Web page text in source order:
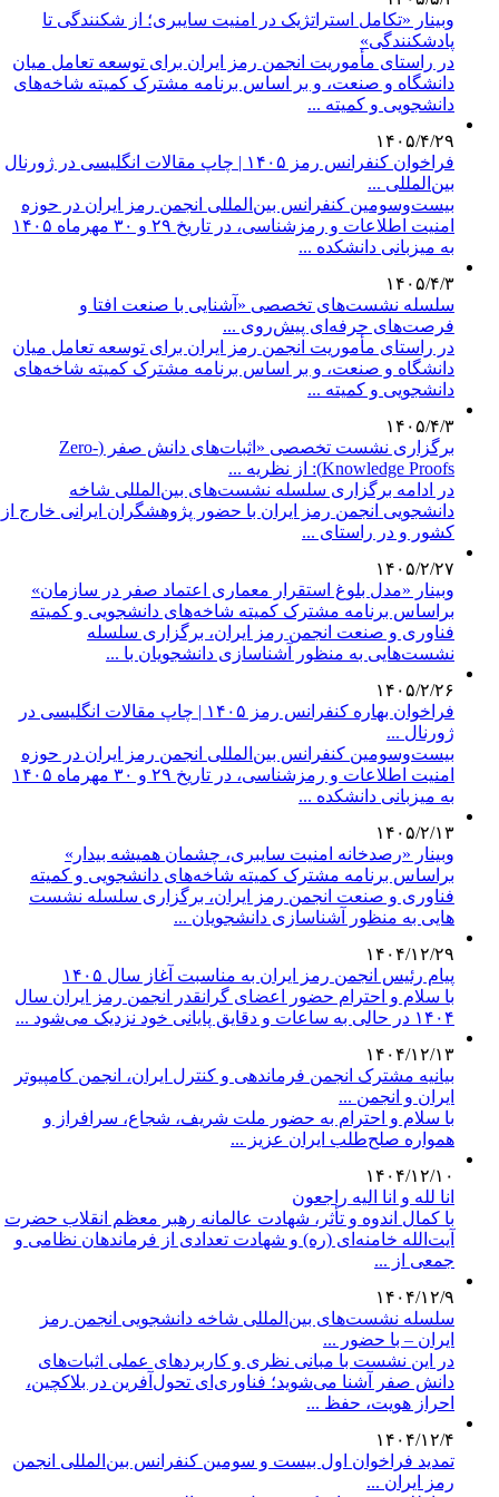
وبینار «تکامل استراتژیک در امنیت سایبری؛ از شکنندگی تا
پادشکنندگی»
در راستای مأموریت انجمن رمز ایران برای توسعه تعامل میان
دانشگاه و صنعت، و بر اساس برنامه مشترک کمیته شاخه‌های
دانشجویی و کمیته ...
۱۴۰۵/۴/۲۹
فراخوان کنفرانس رمز ۱۴۰۵ | چاپ مقالات انگلیسی در ژورنال
بین‌المللی ...
بیست‌وسومین کنفرانس بین‌المللی انجمن رمز ایران در حوزه
امنیت اطلاعات و رمزشناسی، در تاریخ ۲۹ و ۳۰ مهرماه ۱۴۰۵
به میزبانی دانشکده ...
۱۴۰۵/۴/۳
سلسله نشست‌های تخصصی «آشنایی با صنعت افتا و
فرصت‌های حرفه‌ای پیش‌روی ...
در راستای مأموریت انجمن رمز ایران برای توسعه تعامل میان
دانشگاه و صنعت، و بر اساس برنامه مشترک کمیته شاخه‌های
دانشجویی و کمیته ...
۱۴۰۵/۴/۳
برگزاری نشست تخصصی «اثبات‌های دانش صفر (Zero-
Knowledge Proofs): از نظریه ...
در ادامه برگزاری سلسله نشست‌های بین‌المللی شاخه
دانشجویی انجمن رمز ایران با حضور پژوهشگران ایرانی خارج از
کشور و در راستای ...
۱۴۰۵/۲/۲۷
وبینار «مدل بلوغ استقرار معماری اعتماد صفر در سازمان»
براساس برنامه مشترک کمیته شاخه‌های دانشجویی و کمیته
فناوری و صنعت انجمن رمز ایران، برگزاری سلسله
نشست‌هایی به منظور آشناسازی دانشجویان با ...
۱۴۰۵/۲/۲۶
فراخوان بهاره کنفرانس رمز ۱۴۰۵ | چاپ مقالات انگلیسی در
ژورنال ...
بیست‌وسومین کنفرانس بین‌المللی انجمن رمز ایران در حوزه
امنیت اطلاعات و رمزشناسی، در تاریخ ۲۹ و ۳۰ مهرماه ۱۴۰۵
به میزبانی دانشکده ...
۱۴۰۵/۲/۱۳
وبینار «رصدخانه امنیت سایبری، چشمان همیشه بیدار»
براساس برنامه مشترک کمیته شاخه‌های دانشجویی و کمیته
فناوری و صنعت انجمن رمز ایران، برگزاری سلسله نشست
هایی به منظور آشناسازی دانشجویان ...
۱۴۰۴/۱۲/۲۹
پیام رئیس انجمن رمز ایران به مناسبت آغاز سال ۱۴۰۵
با سلام و احترام حضور اعضای گرانقدر انجمن رمز ایران سال
۱۴۰۴ در حالی به ساعات و دقایق پایانی خود نزدیک می‌شود ...
۱۴۰۴/۱۲/۱۳
بیانیه مشترک انجمن فرماندهی و کنترل ایران، انجمن کامپیوتر
ایران و انجمن ...
با سلام و احترام به حضور ملت شریف، شجاع، سرافراز و
همواره صلح‌طلب ایران عزیز ...
۱۴۰۴/۱۲/۱۰
انا لله و انا الیه راجعون
با کمال اندوه و تأثر، شهادت عالمانه رهبر معظم انقلاب حضرت
آیت‌الله خامنه‌ای (ره) و شهادت تعدادی از فرماندهان نظامی و
جمعی از ...
۱۴۰۴/۱۲/۹
سلسله نشست‌های بین‌المللی شاخه دانشجویی انجمن رمز
ایران – با حضور ...
در این نشست با مبانی نظری و کاربردهای عملی اثبات‌های
دانش صفر آشنا می‌شوید؛ فناوری‌ای تحول‌آفرین در بلاکچین،
احراز هویت، حفظ ...
۱۴۰۴/۱۲/۴
تمدید فراخوان اول بیست‌ و سومین کنفرانس بین‌المللی انجمن
رمز ایران ...